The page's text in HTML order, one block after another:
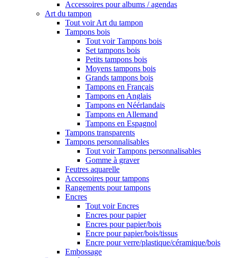
Accessoires pour albums / agendas
Art du tampon
Tout voir Art du tampon
Tampons bois
Tout voir Tampons bois
Set tampons bois
Petits tampons bois
Moyens tampons bois
Grands tampons bois
Tampons en Français
Tampons en Anglais
Tampons en Néérlandais
Tampons en Allemand
Tampons en Espagnol
Tampons transparents
Tampons personnalisables
Tout voir Tampons personnalisables
Gomme à graver
Feutres aquarelle
Accessoires pour tampons
Rangements pour tampons
Encres
Tout voir Encres
Encres pour papier
Encres pour papier/bois
Encre pour papier/bois/tissus
Encre pour verre/plastique/céramique/bois
Embossage